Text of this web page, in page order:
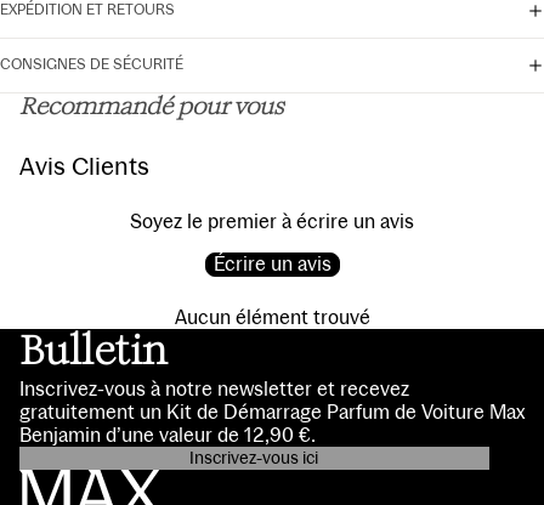
EXPÉDITION ET RETOURS
CONSIGNES DE SÉCURITÉ
Recommandé pour vous
Avis Clients
Soyez le premier à écrire un avis
Écrire un avis
Aucun élément trouvé
Bulletin
Inscrivez-vous à notre newsletter et recevez
gratuitement un Kit de Démarrage Parfum de Voiture Max
Benjamin d’une valeur de 12,90 €.
Inscrivez-vous ici
Politique de confidentialité